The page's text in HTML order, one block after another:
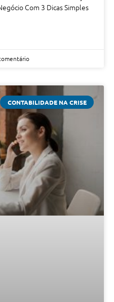
Com 3 Dicas Simples
CONTABILIDADE NA CRISE